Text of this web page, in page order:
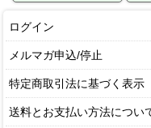
ログイン
メルマガ申込/停止
特定商取引法に基づく表示
送料とお支払い方法につい